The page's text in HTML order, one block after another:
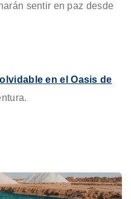
sentir en paz desde
en el Oasis de